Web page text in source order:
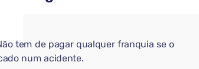
tem de pagar qualquer franquia se o
num acidente.